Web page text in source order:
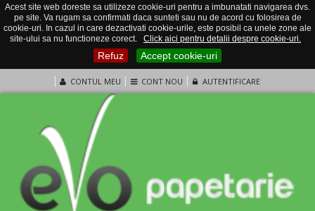
Acest site web doreste sa utilizeze cookie-uri pentru a imbunatati navigarea dvs.
pe site. Va rugam sa confirmati daca sunteti sau nu de acord cu folosirea de
cookie-uri. In cazul in care dezactivati cookie-urile, este posibil ca unele zone ale
site-ului sa nu functioneze corect.
Click aici pentru detalii despre cookie-uri.
Refuz Accept cookie-uri
CONTUL MEU CONT NOU AUTENTIFICARE